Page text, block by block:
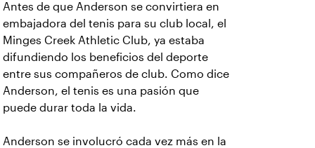
Antes de que Anderson se convirtiera en
embajadora del tenis para su club local, el
Minges Creek Athletic Club, ya estaba
difundiendo los beneficios del deporte
entre sus compañeros de club. Como dice
Anderson, el tenis es una pasión que
puede durar toda la vida.
Anderson se involucró cada vez más en la